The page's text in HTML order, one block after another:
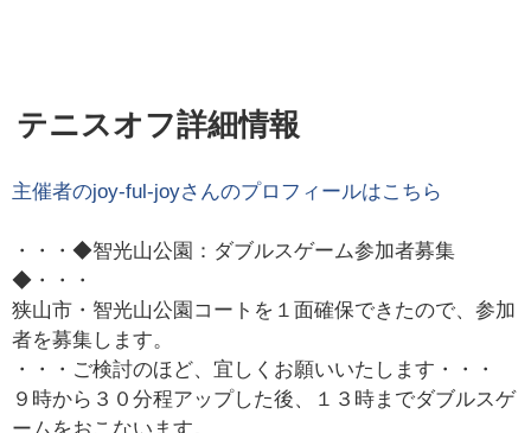
テニスオフ詳細情報
主催者のjoy-ful-joyさんのプロフィールはこちら
・・・◆智光山公園：ダブルスゲーム参加者募集
◆・・・
狭山市・智光山公園コートを１面確保できたので、参加
者を募集します。
・・・ご検討のほど、宜しくお願いいたします・・・
９時から３０分程アップした後、１３時までダブルスゲ